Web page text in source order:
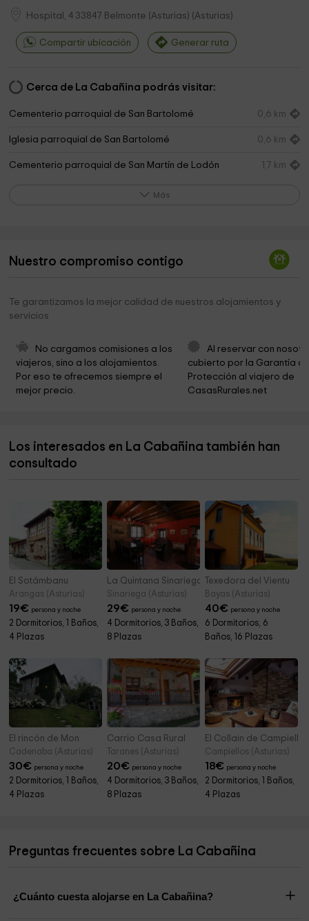
Hospital, 4 33847 Belmonte (Asturias) (Asturias)
Compartir ubicación Generar ruta
Cerca de La Cabañina podrás visitar:
Cementerio parroquial de San Bartolomé 0,6 km
Iglesia parroquial de San Bartolomé 0,6 km
Cementerio parroquial de San Martín de Lodón 1,7 km
Parroquia de San Martín de Lodón
Iglesia de Santiago 4,9 km
Cementerio parroquial de Leiguarda
Area Recreativa Vigonzalez
Área recreativa de Cornellana
Parroquia de San Juan de Cornellana 6,8 km
Cementerio parroquial de Antoñana 7,6 km
Más
Nuestro compromiso contigo
Te garantizamos la mejor calidad de nuestros alojamientos y
servicios
No cargamos comisiones a los
viajeros, sino a los alojamientos.
Por eso te ofrecemos siempre el
mejor precio.
Al reservar con
cubierto por la Garantía
Protección al viajero de
CasasRurales.net
Los interesados en La Cabañina también han
consultado
El Sotámbanu
Arangas (Asturias)
19€ persona y noche
2 Dormitorios, 1 Baños,
4 Plazas
La Quintana Sinariega
Sinariega (Asturias)
29€ persona y noche
4 Dormitorios, 3 Baños,
8 Plazas
Texedora del Vientu
Bayas (Asturias)
40€ persona y noche
6 Dormitorios, 6
Baños, 16 Plazas
El rincón de Mon
Cadenaba (Asturias)
30€ persona y noche
2 Dormitorios, 1 Baños,
4 Plazas
Carrio Casa Rural
Taranes (Asturias)
20€ persona y noche
4 Dormitorios, 3 Baños,
8 Plazas
El Collain de
Campiellos (Asturias)
18€ persona y noche
2 Dormitorios, 1 Baños,
4 Plazas
Preguntas frecuentes sobre La Cabañina
¿Cuánto cuesta alojarse en La Cabañina?